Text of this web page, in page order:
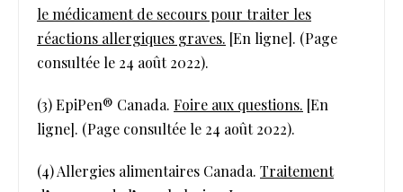
le médicament de secours pour traiter les
réactions allergiques graves. [En ligne]. (Page
consultée le 24 août 2022).
(3) EpiPen® Canada. Foire aux questions. [En
ligne]. (Page consultée le 24 août 2022).
(4) Allergies alimentaires Canada. Traitement